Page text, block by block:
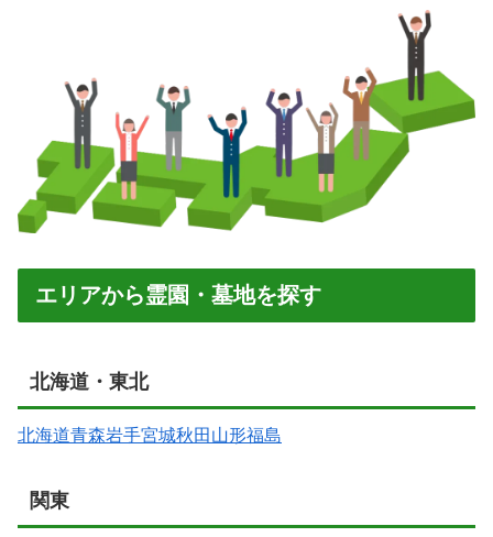
エリアから霊園・墓地を探す
北海道・東北
北海道青森岩手宮城秋田 山形福島
関東